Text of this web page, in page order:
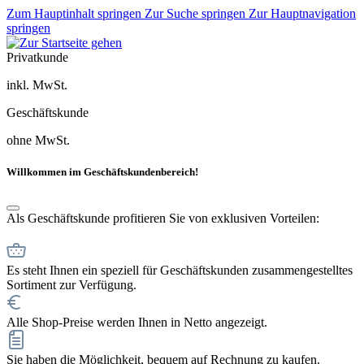
Zum Hauptinhalt springen Zur Suche springen Zur Hauptnavigation
springen
Privatkunde
inkl. MwSt.
Geschäftskunde
ohne MwSt.
Willkommen im Geschäftskundenbereich!
Als Geschäftskunde profitieren Sie von exklusiven Vorteilen:
Es steht Ihnen ein speziell für Geschäftskunden zusammengestelltes
Sortiment zur Verfügung.
Alle Shop-Preise werden Ihnen in Netto angezeigt.
Sie haben die Möglichkeit, bequem auf Rechnung zu kaufen.